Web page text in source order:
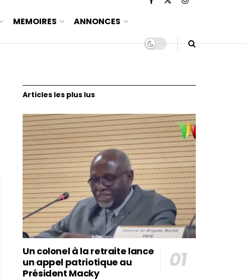
MEMOIRES ANNONCES
Articles les plus lus
Un colonel à la retraite lance
un appel patriotique au
Président Macky